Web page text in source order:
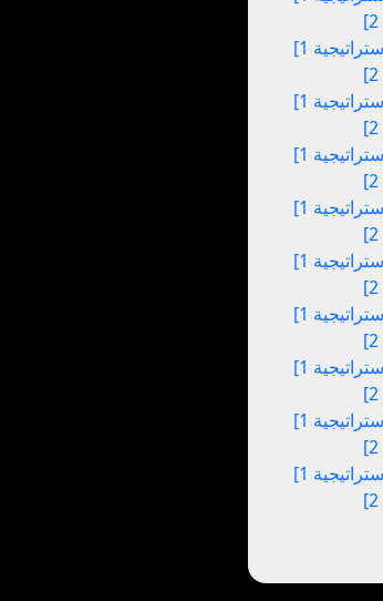
[الخطة الاستراتيجية 1] إلى [الخطة
[الخطة الاستراتيجية 1] إلى [الخطة
[الخطة الاستراتيجية 1] إلى [الخطة
[الخطة الاستراتيجية 1] إلى [الخطة
[الخطة الاستراتيجية 1] إلى [الخطة
[الخطة الاستراتيجية 1] إلى [الخطة
[الخطة الاستراتيجية 1] إلى [الخطة
[الخطة الاستراتيجية 1] إلى [الخطة
[الخطة الاستراتيجية 1] إلى [الخطة